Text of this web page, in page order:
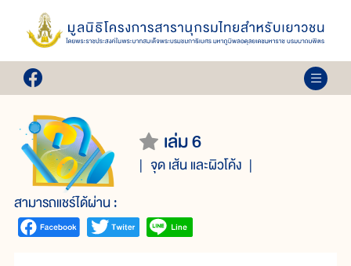
เล่ม 6
จุด เส้น และผิวโค้ง
สามารถแชร์ได้ผ่าน :